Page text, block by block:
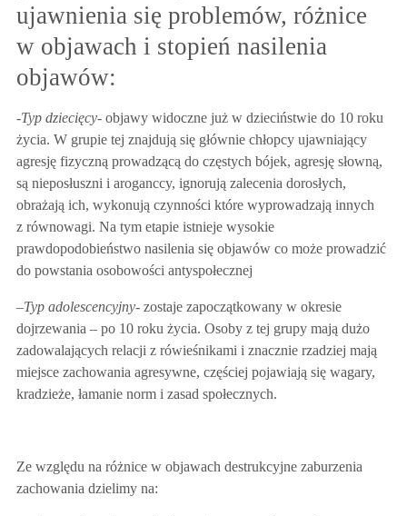
ujawnienia się problemów, różnice
w objawach i stopień nasilenia
objawów:
-Typ dziecięcy- objawy widoczne już w dzieciństwie do 10 roku
życia. W grupie tej znajdują się głównie chłopcy ujawniający
agresję fizyczną prowadzącą do częstych bójek, agresję słowną,
są nieposłuszni i aroganccy, ignorują zalecenia dorosłych,
obrażają ich, wykonują czynności które wyprowadzają innych
z równowagi. Na tym etapie istnieje wysokie
prawdopodobieństwo nasilenia się objawów co może prowadzić
do powstania osobowości antyspołecznej
–Typ adolescencyjny- zostaje zapoczątkowany w okresie
dojrzewania – po 10 roku życia. Osoby z tej grupy mają dużo
zadowalających relacji z rówieśnikami i znacznie rzadziej mają
miejsce zachowania agresywne, częściej pojawiają się wagary,
kradzieże, łamanie norm i zasad społecznych.
Ze względu na różnice w objawach destrukcyjne zaburzenia
zachowania dzielimy na: